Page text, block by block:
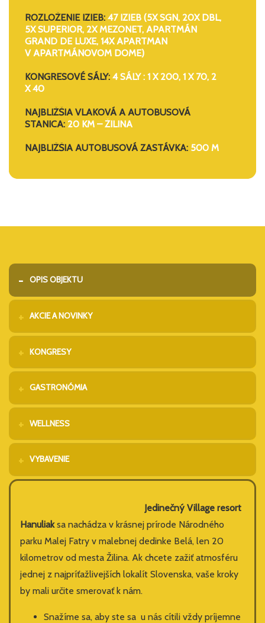
ROZLOŽENIE IZIEB: 47 IZIEB (5X SGN, 20X DBL,
5X SUPERIOR, 2X MEZONET, APARTMÁN
GRAND DE LUXE, 14X APARTMAN
V APARTMÁNOVOM DOME)
KONGRESOVÉ SÁLY: 4 SÁLY : 1 X 200, 1 X 70, 2
X 40
NAJBLIŽŠIA VLAKOVÁ A AUTOBUSOVÁ
STANICA: 20 KM – ŽILINA
NAJBLIŽŠIA AUTOBUSOVÁ ZASTÁVKA: 500 M
OPIS OBJEKTU
AKCIE A NOVINKY
KONGRESY
GASTRONÓMIA
WELLNESS
VYBAVENIE
Jedinečný Village resort
Hanuliaksa nachádza v krásnej prírode Národného
parku Malej Fatry v malebnej dedinke Belá, len 20
kilometrov od mesta Žilina. Ak chcete zažiť atmosféru
jednej z najpríťažlivejších lokalít Slovenska, vaše kroky
by mali určite smerovať k nám.
Snažíme sa, aby ste sa u nás cítili vždy príjemne